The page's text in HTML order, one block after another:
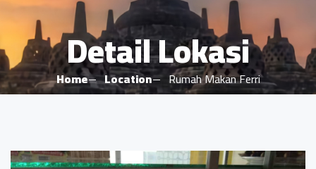
Detail Lokasi
Home Location Rumah Makan Ferri